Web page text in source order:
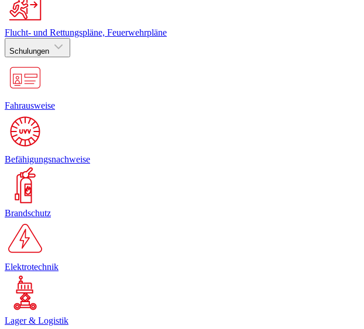
Flucht- und Rettungspläne, Feuerwehrpläne
Schulungen
Fahrausweise
Befähigungsnachweise
Brandschutz
Elektrotechnik
Lager & Logistik